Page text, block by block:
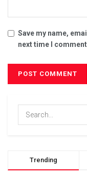
Save my name,
next time I
Trending